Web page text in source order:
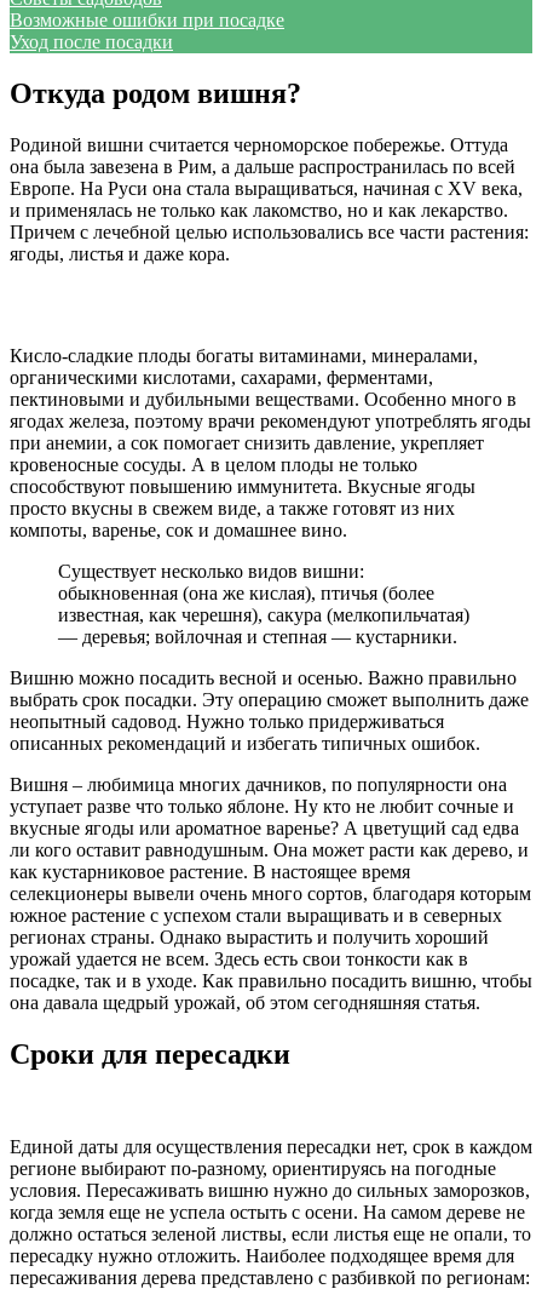
Возможные ошибки при посадке
Уход после посадки
Откуда родом вишня?
Родиной вишни считается черноморское побережье. Оттуда
она была завезена в Рим, а дальше распространилась по всей
Европе. На Руси она стала выращиваться, начиная с ХV века,
и применялась не только как лакомство, но и как лекарство.
Причем с лечебной целью использовались все части растения:
ягоды, листья и даже кора.
Кисло-сладкие плоды богаты витаминами, минералами,
органическими кислотами, сахарами, ферментами,
пектиновыми и дубильными веществами. Особенно много в
ягодах железа, поэтому врачи рекомендуют употреблять ягоды
при анемии, а сок помогает снизить давление, укрепляет
кровеносные сосуды. А в целом плоды не только
способствуют повышению иммунитета. Вкусные ягоды
просто вкусны в свежем виде, а также готовят из них
компоты, варенье, сок и домашнее вино.
Существует несколько видов вишни:
обыкновенная (она же кислая), птичья (более
известная, как черешня), сакура (мелкопильчатая)
— деревья; войлочная и степная — кустарники.
Вишню можно посадить весной и осенью. Важно правильно
выбрать срок посадки. Эту операцию сможет выполнить даже
неопытный садовод. Нужно только придерживаться
описанных рекомендаций и избегать типичных ошибок.
Вишня – любимица многих дачников, по популярности она
уступает разве что только яблоне. Ну кто не любит сочные и
вкусные ягоды или ароматное варенье? А цветущий сад едва
ли кого оставит равнодушным. Она может расти как дерево, и
как кустарниковое растение. В настоящее время
селекционеры вывели очень много сортов, благодаря которым
южное растение с успехом стали выращивать и в северных
регионах страны. Однако вырастить и получить хороший
урожай удается не всем. Здесь есть свои тонкости как в
посадке, так и в уходе. Как правильно посадить вишню, чтобы
она давала щедрый урожай, об этом сегодняшняя статья.
Сроки для пересадки
Единой даты для осуществления пересадки нет, срок в каждом
регионе выбирают по-разному, ориентируясь на погодные
условия. Пересаживать вишню нужно до сильных заморозков,
когда земля еще не успела остыть с осени. На самом дереве не
должно остаться зеленой листвы, если листья еще не опали, то
пересадку нужно отложить. Наиболее подходящее время для
пересаживания дерева представлено с разбивкой по регионам: